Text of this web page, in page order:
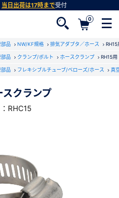
当日出荷は17時まで受付
0
部品 NW/KF規格 排気アダプタ／ホース
部品 クランプ/ボルト ホースクランプ RH15
部品 フレキシブルチューブ/ベローズ/ホース 真
クランプ
RHC15
のダウンロード
のダウンロードをします。
20975
ードする
済みでない方
な機能がご利用いただけ
す。